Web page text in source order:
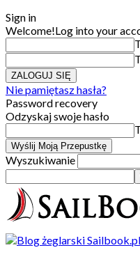
Sign in
Welcome!Log into your
Nie pamiętasz hasła?
Password recovery
Odzyskaj swoje hasło
Wyszukiwanie